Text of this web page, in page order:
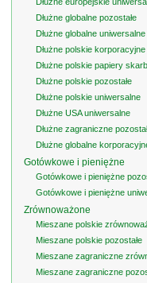
Dłużne globalne pozostałe
Dłużne globalne uniwersalne
Dłużne polskie korporacyjne
Dłużne polskie papiery
Dłużne polskie pozostałe
Dłużne polskie uniwersalne
Dłużne USA uniwersalne
Dłużne zagraniczne
Dłużne globalne
Gotówkowe i pieniężne
Gotówkowe i pieniężne
Gotówkowe i pieniężne
Zrównoważone
Mieszane polskie
Mieszane polskie pozostałe
Mieszane zagraniczne
Mieszane zagraniczne